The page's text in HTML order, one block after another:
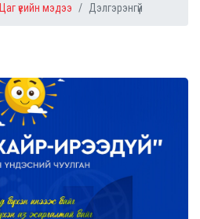
Цаг үеийн мэдээ Дэлгэрэнгүй